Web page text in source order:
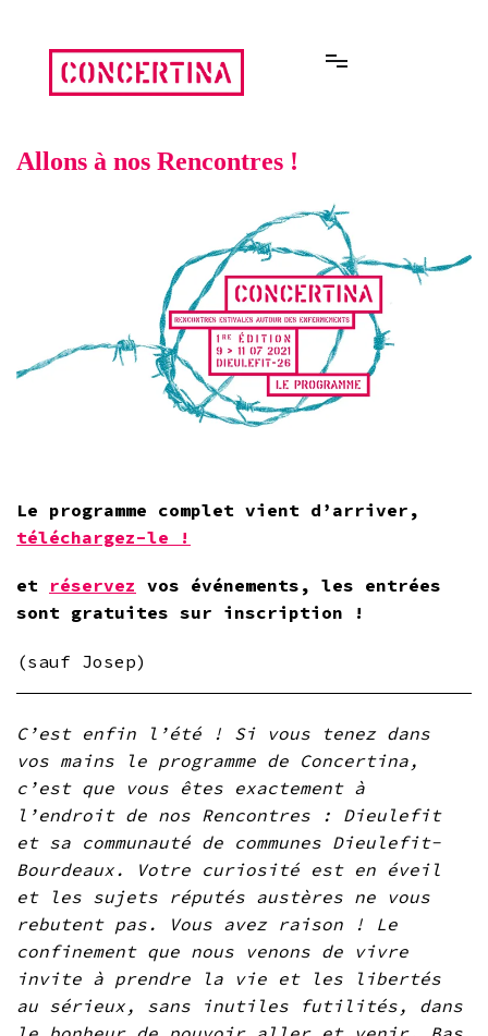
contenu
Allons à nos Rencontres !
Le programme complet vient d’arriver,
téléchargez-le !
et réservez vos événements, les entrées
sont gratuites sur inscription !
(sauf Josep)
C’est enfin l’été ! Si vous tenez dans
vos mains le programme de Concertina,
c’est que vous êtes exactement à
l’endroit de nos Rencontres : Dieulefit
et sa communauté de communes Dieulefit-
Bourdeaux. Votre curiosité est en éveil
et les sujets réputés austères ne vous
rebutent pas. Vous avez raison ! Le
confinement que nous venons de vivre
invite à prendre la vie et les libertés
au sérieux, sans inutiles futilités, dans